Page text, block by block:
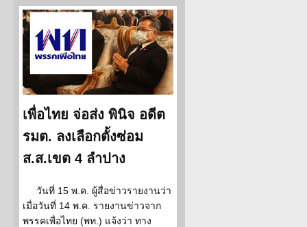
เพื่อไทย จ่อส่ง พินิจ อดีต
รมต. ลงเลือกตั้งซ่อม
ส.ส.เขต 4 ลำปาง
วันที่ 15 พ.ค. ผู้สื่อข่าวรายงานว่า
เมื่อวันที่ 14 พ.ค. รายงานข่าวจาก
พรรคเพื่อไทย (พท.) แจ้งว่า ทาง